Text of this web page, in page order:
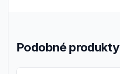
Podobné produkty